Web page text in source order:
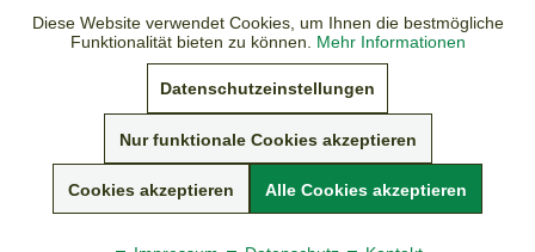
inkl. gesetzlicher MwSt.
Lieferzeit: 3-7 Tage
Sommer-Versandpause vom 05. - 19.07.2026
Diese Website verwendet Cookies, um Ihnen die bestmögliche
Funktionalität bieten zu können. Mehr Informationen
Datenschutzeinstellungen
Nur funktionale Cookies akzeptieren
Cookies akzeptieren Alle Cookies akzeptieren